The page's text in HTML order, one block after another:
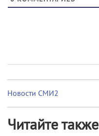
Новости СМИ2
Читайте также